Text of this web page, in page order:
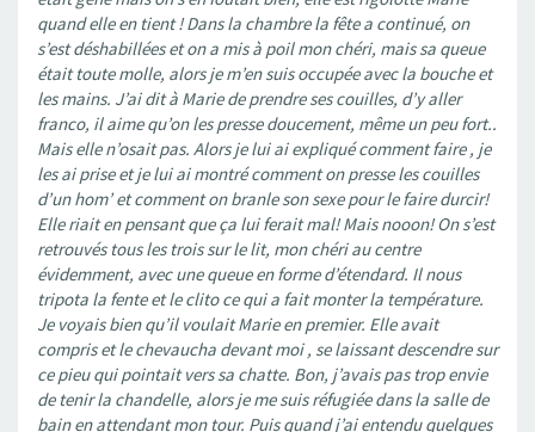
quand elle en tient ! Dans la chambre la fête a continué, on
s’est déshabillées et on a mis à poil mon chéri, mais sa queue
était toute molle, alors je m’en suis occupée avec la bouche et
les mains. J’ai dit à Marie de prendre ses couilles, d’y aller
franco, il aime qu’on les presse doucement, même un peu fort..
Mais elle n’osait pas. Alors je lui ai expliqué comment faire , je
les ai prise et je lui ai montré comment on presse les couilles
d’un hom’ et comment on branle son sexe pour le faire durcir!
Elle riait en pensant que ça lui ferait mal! Mais nooon! On s’est
retrouvés tous les trois sur le lit, mon chéri au centre
évidemment, avec une queue en forme d’étendard. Il nous
tripota la fente et le clito ce qui a fait monter la température.
Je voyais bien qu’il voulait Marie en premier. Elle avait
compris et le chevaucha devant moi , se laissant descendre sur
ce pieu qui pointait vers sa chatte. Bon, j’avais pas trop envie
de tenir la chandelle, alors je me suis réfugiée dans la salle de
bain en attendant mon tour. Puis quand j’ai entendu quelques